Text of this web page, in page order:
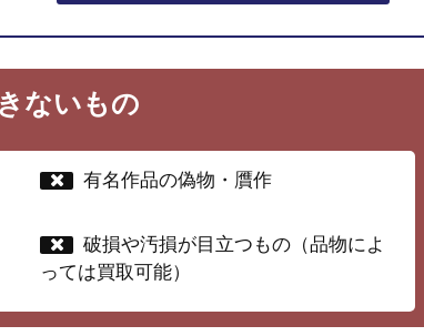
ないもの
有名作品の偽物・贋作
破損や汚損が目立つもの（品物によ
っては買取可能）